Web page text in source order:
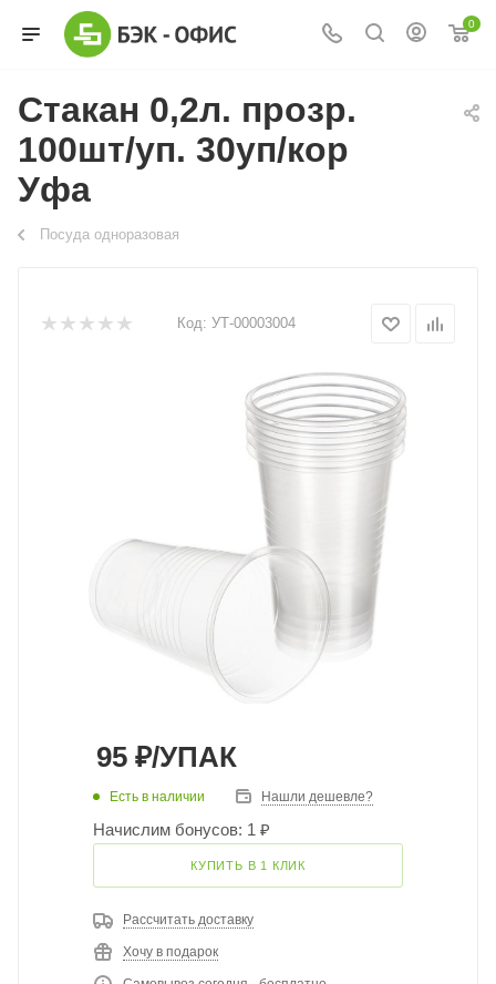
0
Стакан 0,2л. прозр.
100шт/уп. 30уп/кор
Уфа
Посуда одноразовая
Код: УТ-00003004
95 ₽/УПАК
Есть в наличии Нашли дешевле?
Начислим бонусов: 1 ₽
КУПИТЬ В 1 КЛИК
Рассчитать доставку
Хочу в подарок